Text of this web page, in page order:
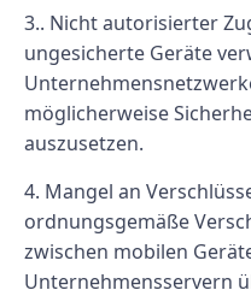
3.. Nicht autorisierter
ungesicherte Geräte
möglicherweise
auszusetzen.
4. Mangel an
ordnungsgemäße
zwischen mobilen
Unternehmensservern